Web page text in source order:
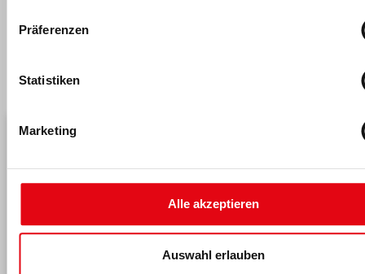
Präferenzen
Statistiken
Marketing
Alle akzeptieren
Auswahl erlauben